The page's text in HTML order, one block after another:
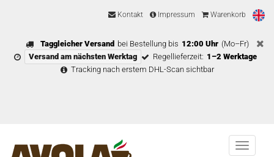
Kontakt Impressum Warenkorb
Taggleicher Versand bei Bestellung bis 12:00 Uhr (Mo–Fr)
Versand am nächsten Werktag
Regellieferzeit: 1–2 Werktage
Tracking nach erstem DHL-Scan sichtbar
Menu